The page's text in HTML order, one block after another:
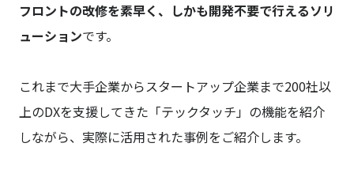
フロントの改修を素早く、しかも開発不要で行えるソリ
ューションです。
これまで大手企業からスタートアップ企業まで200社以
上のDXを支援してきた「テックタッチ」の機能を紹介
しながら、実際に活用された事例をご紹介します。